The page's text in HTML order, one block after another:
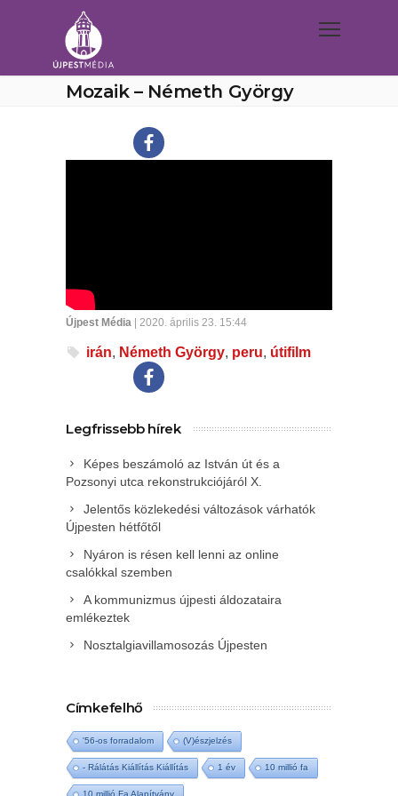
Mozaik – Németh György
Újpest Média | 2020. április 23. 15:44
irán, Németh György, peru, útifilm
Legfrissebb hírek
Képes beszámoló az István út és a
Pozsonyi utca rekonstrukciójáról X.
Jelentős közlekedési változások várhatók
Újpesten hétfőtől
Nyáron is résen kell lenni az online
csalókkal szemben
A kommunizmus újpesti áldozataira
emlékeztek
Nosztalgiavillamosozás Újpesten
Címkefelhő
'56-os forradalom (V)észjelzés
- Rálátás Kiállítás Kiállítás 1 év 10 millió fa
10 millió Fa Alapítvány